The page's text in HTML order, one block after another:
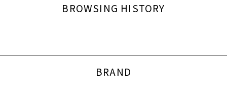
BROWSING HISTORY
BRAND